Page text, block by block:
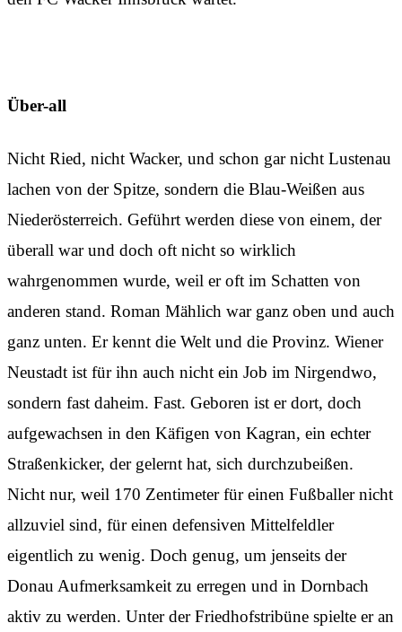
Über-all
Nicht Ried, nicht Wacker, und schon gar nicht Lustenau
lachen von der Spitze, sondern die Blau-Weißen aus
Niederösterreich. Geführt werden diese von einem, der
überall war und doch oft nicht so wirklich
wahrgenommen wurde, weil er oft im Schatten von
anderen stand. Roman Mählich war ganz oben und auch
ganz unten. Er kennt die Welt und die Provinz. Wiener
Neustadt ist für ihn auch nicht ein Job im Nirgendwo,
sondern fast daheim. Fast. Geboren ist er dort, doch
aufgewachsen in den Käfigen von Kagran, ein echter
Straßenkicker, der gelernt hat, sich durchzubeißen.
Nicht nur, weil 170 Zentimeter für einen Fußballer nicht
allzuviel sind, für einen defensiven Mittelfeldler
eigentlich zu wenig. Doch genug, um jenseits der
Donau Aufmerksamkeit zu erregen und in Dornbach
aktiv zu werden. Unter der Friedhofstribüne spielte er an